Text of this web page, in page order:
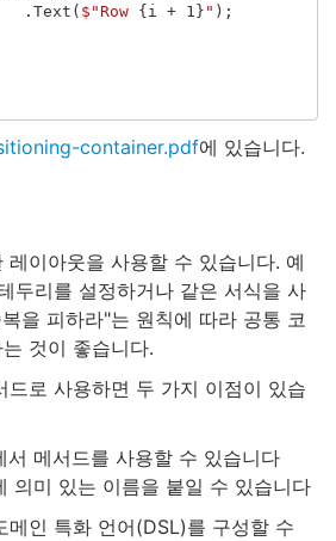
. Text ( $"Row { i + 1 } " );
container.pdf에 있습니다.
레이아웃을 사용할 수 있습니다. 예
두리를 설정하거나 같은 서식을 사
을 피하라"는 원칙에 따라 공통 코
것이 좋습니다.
드로 사용하면 두 가지 이점이 있습
서 메서드를 사용할 수 있습니다
의미 있는 이름을 붙일 수 있습니다
메인 특화 언어(DSL)를 구성할 수